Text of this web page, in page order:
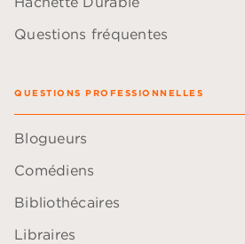
Questions fréquentes
QUESTIONS PROFESSIONNELLES
Blogueurs
Comédiens
Bibliothécaires
Libraires